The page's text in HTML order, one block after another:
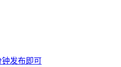
发布即可